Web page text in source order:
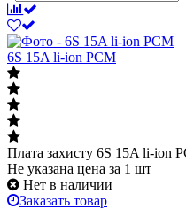
6S 15A li-ion PCM
Плата захисту 6S 15A li-ion
Не указана цена за 1 шт
Нет в наличии
Заказать товар